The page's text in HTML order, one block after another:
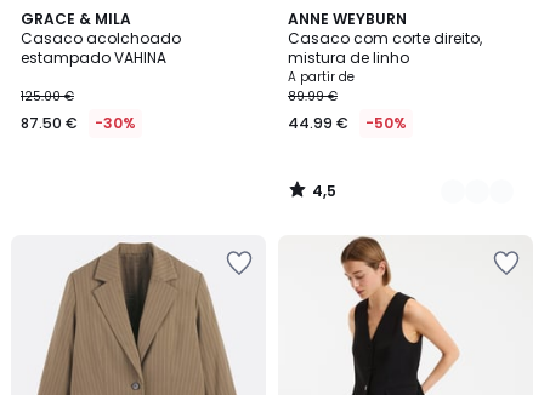
GRACE & MILA
Casaco acolchoado
estampado VAHINA
125.00 €
87.50 € -30%
ANNE WEYBURN
Casaco com corte direito,
mistura de linho
A partir de
89.99 €
44.99 € -50%
4,5
/ 5
2
Cores
4,5
/